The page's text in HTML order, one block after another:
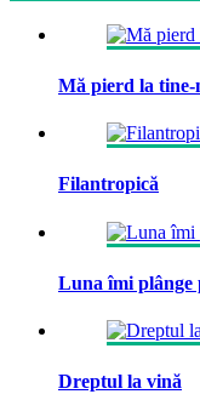
Mă pierd la tine-
Filantropică
Luna îmi plânge
Dreptul la vină